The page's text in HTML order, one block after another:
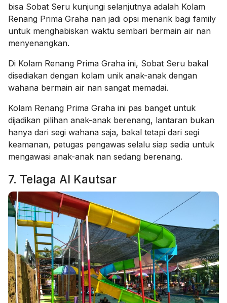
bisa Sobat Seru kunjungi selanjutnya adalah Kolam
Renang Prima Graha nan jadi opsi menarik bagi family
untuk menghabiskan waktu sembari bermain air nan
menyenangkan.
Di Kolam Renang Prima Graha ini, Sobat Seru bakal
disediakan dengan kolam unik anak-anak dengan
wahana bermain air nan sangat memadai.
Kolam Renang Prima Graha ini pas banget untuk
dijadikan pilihan anak-anak berenang, lantaran bukan
hanya dari segi wahana saja, bakal tetapi dari segi
keamanan, petugas pengawas selalu siap sedia untuk
mengawasi anak-anak nan sedang berenang.
7. Telaga Al Kautsar